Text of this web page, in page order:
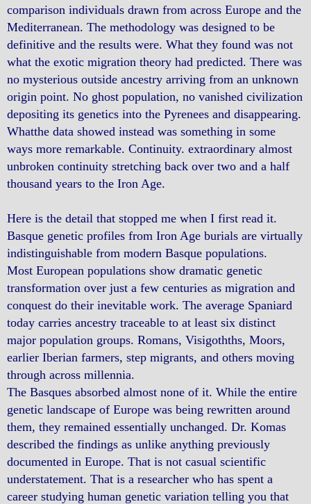
comparison individuals drawn from across Europe and the
Mediterranean. The methodology was designed to be
definitive and the results were. What they found was not
what the exotic migration theory had predicted. There was
no mysterious outside ancestry arriving from an unknown
origin point. No ghost population, no vanished civilization
depositing its genetics into the Pyrenees and disappearing.
Whatthe data showed instead was something in some
ways more remarkable. Continuity. extraordinary almost
unbroken continuity stretching back over two and a half
thousand years to the Iron Age.
Here is the detail that stopped me when I first read it.
Basque genetic profiles from Iron Age burials are virtually
indistinguishable from modern Basque populations.
Most European populations show dramatic genetic
transformation over just a few centuries as migration and
conquest do their inevitable work. The average Spaniard
today carries ancestry traceable to at least six distinct
major population groups. Romans, Visigothths, Moors,
earlier Iberian farmers, step migrants, and others moving
through across millennia.
The Basques absorbed almost none of it. While the entire
genetic landscape of Europe was being rewritten around
them, they remained essentially unchanged. Dr. Komas
described the findings as unlike anything previously
documented in Europe. That is not casual scientific
understatement. That is a researcher who has spent a
career studying human genetic variation telling you that